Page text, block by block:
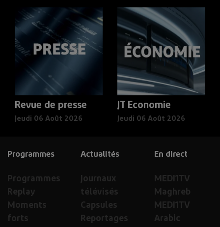
Revue de presse
Jeudi 06 Août 2026
JT Economie
Jeudi 06 Août 2026
En direct
MEDI1TV
Maghreb
MEDI1TV
Arabic
Actualités
Journaux
télévisés
Capsules
Reportages
Programmes
Programmes
Replay
Moments
forts